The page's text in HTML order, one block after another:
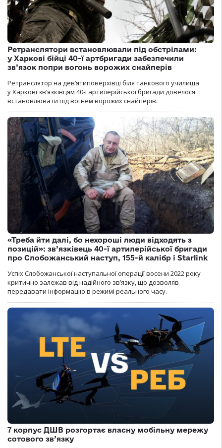
Ретранслятори встановлювали під обстрілами:
у Харкові бійці 40-ї артбригади забезпечили
зв’язок попри вогонь ворожих снайперів
Ретранслятор на дев’ятиповерхівці біля танкового училища
у Харкові зв’язківцям 40-ї артилерійської бригади довелося
встановлювати під вогнем ворожих снайперів.
«Треба йти далі, бо нехороші люди відходять з
позицій»: зв’язківець 40-ї артилерійської бригади
про Слобожанський наступ, 155-й калібр і Starlink
Успіх Слобожанської наступальної операції восени 2022 року
критично залежав від надійного зв’язку, що дозволяв
передавати інформацію в режимі реального часу.
7 корпус ДШВ розгортає власну мобільну мережу
сотового зв’язку